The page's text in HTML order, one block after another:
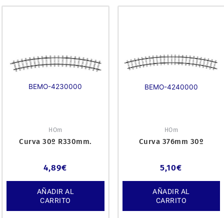
BEMO-4230000
HOm
Curva 30º R330mm.
4,89€
AÑADIR AL
CARRITO
BEMO-4240000
HOm
Curva 376mm 30º
5,10€
AÑADIR AL
CARRITO